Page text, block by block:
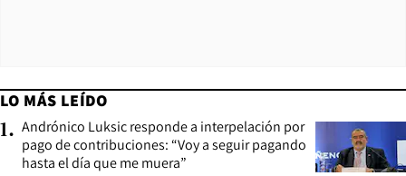
LO MÁS LEÍDO
1. Andrónico Luksic responde a interpelación por
pago de contribuciones: “Voy a seguir pagando
hasta el día que me muera”